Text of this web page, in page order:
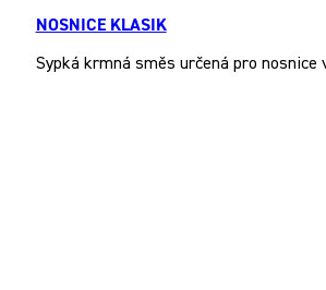
NOSNICE KLASIK
Sypká krmná směs určená pro